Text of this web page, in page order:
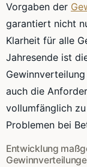
Vorgaben der
garantiert nicht
Klarheit für alle
Jahresende ist
auch die
vollumfänglich
Problemen bei
Entwicklung